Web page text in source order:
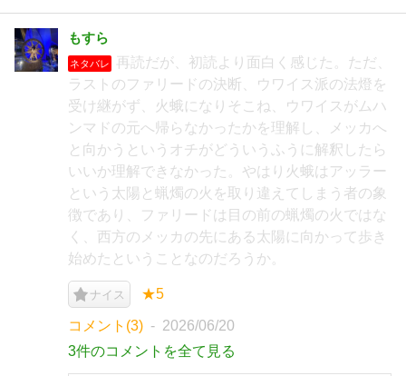
もすら
ネタバレ
再読だが、初読より面白く感じた。ただ、
ラストのファリードの決断、ウワイス派の法燈を
受け継がず、火蛾になりそこね、ウワイスがムハ
ンマドの元へ帰らなかったかを理解し、メッカへ
と向かうというオチがどういうふうに解釈したら
いいか理解できなかった。やはり火蛾はアッラー
という太陽と蝋燭の火を取り違えてしまう者の象
徴であり、ファリードは目の前の蝋燭の火ではな
く、西方のメッカの先にある太陽に向かって歩き
始めたということなのだろうか。
ナイス ★5
コメント(3)
2026/06/20
3件のコメントを全て見る